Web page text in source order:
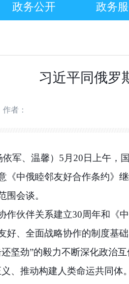
政务公开 政务
习近平同俄罗
作者：
军、温馨）5月20日上午，
中俄睦邻友好合作条约》继
围会谈。
作伙伴关系建立30周年和《
好、全面战略协作的制度基
坚劲”的毅力不断深化政治
、推动构建人类命运共同